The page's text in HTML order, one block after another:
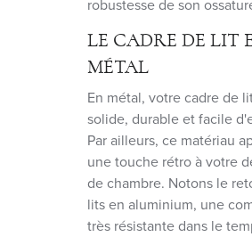
robustesse de son
LE CADRE DE LIT
MÉTAL
En métal, votre cadre de
solide, durable et facile
Par ailleurs, ce matériau
une touche rétro à votre
de chambre. Notons le
lits en aluminium, une
très résistante dans le